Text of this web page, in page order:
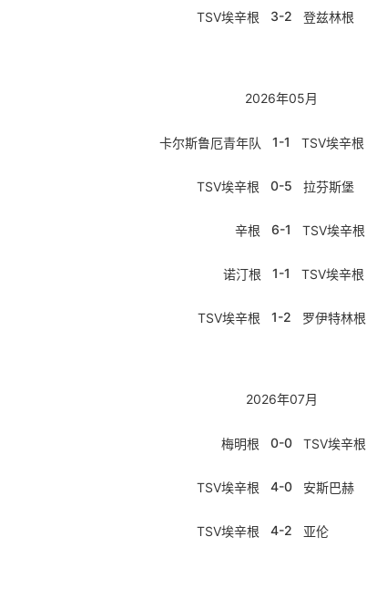
TSV埃辛根 3-2 登兹林根
2026年05月
卡尔斯鲁厄青年队 1-1 TSV埃辛根
TSV埃辛根 0-5 拉芬斯堡
辛根 6-1 TSV埃辛根
诺汀根 1-1 TSV埃辛根
TSV埃辛根 1-2 罗伊特林根
2026年07月
梅明根 0-0 TSV埃辛根
TSV埃辛根 4-0 安斯巴赫
TSV埃辛根 4-2 亚伦